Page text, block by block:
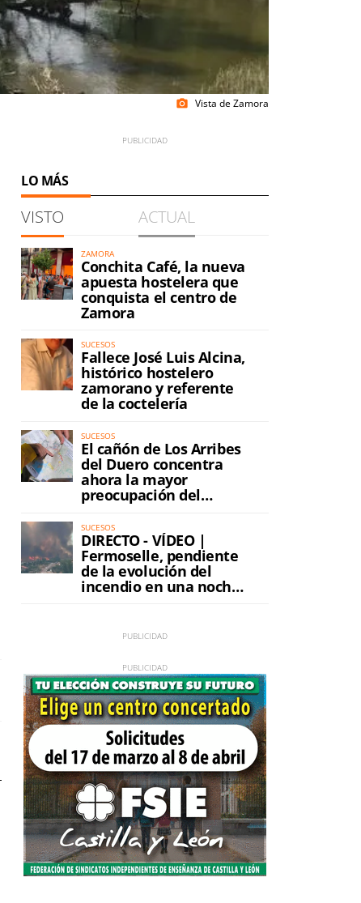
photo_camera Vista de Zamora
LO MÁS
VISTO ACTUAL
ZAMORA
Conchita Café, la nueva
apuesta hostelera que
conquista el centro de
Zamora
SUCESOS
Fallece José Luis Alcina,
histórico hostelero
zamorano y referente
de la coctelería
SUCESOS
El cañón de Los Arribes
del Duero concentra
ahora la mayor
preocupación del
incendio
SUCESOS
DIRECTO - VÍDEO |
Fermoselle, pendiente
de la evolución del
incendio en una noche